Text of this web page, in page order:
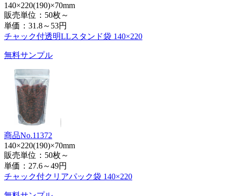
140×220(190)×70mm
販売単位：50枚～
単価： 31.8～53円
チャック付透明LLスタンド袋 140×220
無料サンプル
商品No.11372
140×220(190)×70mm
販売単位：50枚～
単価： 27.6～49円
チャック付クリアパック袋 140×220